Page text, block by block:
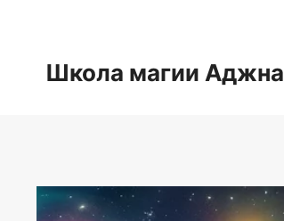
Школа магии Аджна